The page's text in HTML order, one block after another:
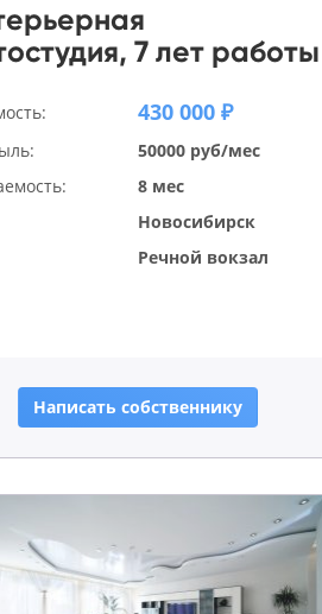
7 лет работы
430 000 ₽
50000 руб/мес
8 мес
Новосибирск
Речной вокзал
Написать собственнику